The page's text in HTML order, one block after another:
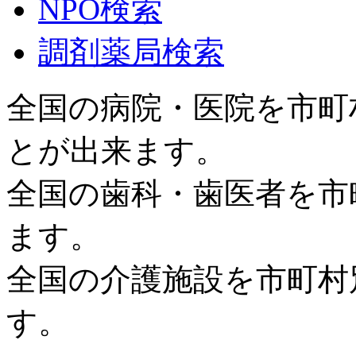
NPO検索
調剤薬局検索
全国の病院・医院を市
とが出来ます。
全国の歯科・歯医者を
ます。
全国の介護施設を市町
す。